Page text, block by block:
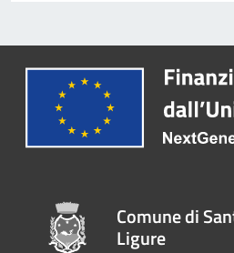
Comune di
Ligure